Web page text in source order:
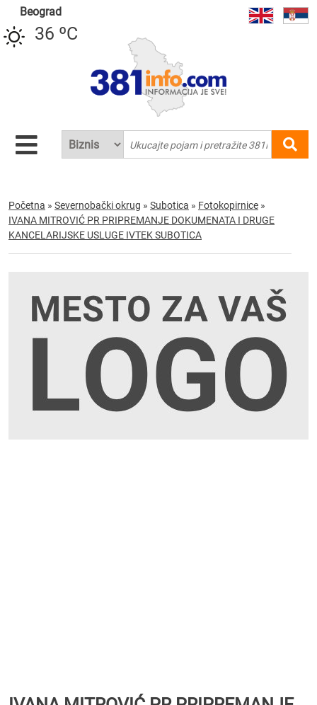
Beograd
36 ºC
Početna » Severnobački okrug » Subotica » Fotokopirnice »
IVANA MITROVIĆ PR PRIPREMANJE DOKUMENATA I DRUGE
KANCELARIJSKE USLUGE IVTEK SUBOTICA